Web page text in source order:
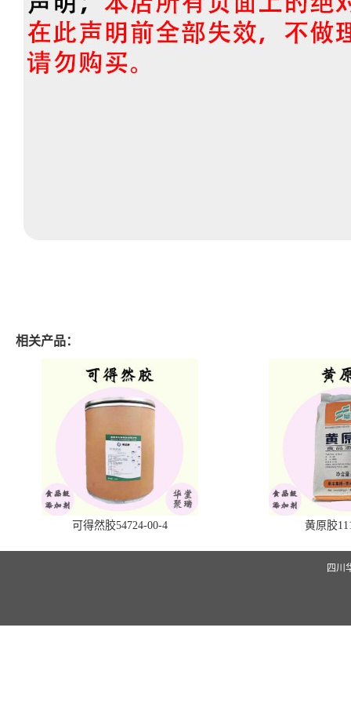
相关产品：
可得然胶54724-00-4 黄原胶
四川